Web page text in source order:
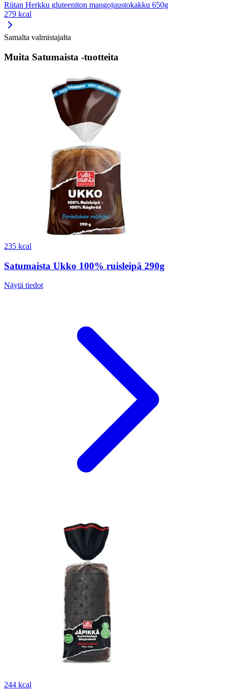
Riitan Herkku gluteeniton mangojuustokakku 650g
279 kcal
Samalta valmistajalta
Muita Satumaista -tuotteita
235 kcal
Satumaista Ukko 100% ruisleipä 290g
Näytä tiedot
244 kcal